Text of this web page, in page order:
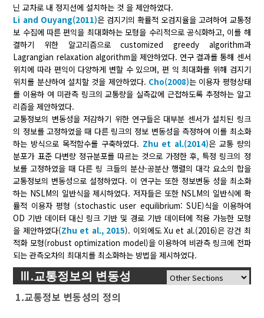
닌 교차로 내 정지선에 설치하는 것 을 제안하였다.
Li and Ouyang(2011)은 검지기의 확률적 오검지율을 고려하여 교통정
보 수집에 따른 편익을 최대화하는 모형을 수리적으로 공식화하고, 이를 해
결하기 위한 알고리즘으로 customized greedy algorithm과
Lagrangian relaxation algorithm을 제안하였다. 연구 결과를 통해 센서
위치에 따라 편익이 다양하게 변할 수 있으며, 편 익 최대화를 위해 검지기
위치를 분산하여 설치할 것을 제안하였다. Cho(2008)는 이용자 평형상태
를 이용하 여 미관측 링크의 교통량을 실측값에 근접하도록 추정하는 알고
리즘을 제안하였다.
교통정보의 변동성을 저감하기 위한 연구들은 대부분 센서가 설치된 링크
의 정보를 고정하였을 때 다른 링크의 정보 변동성을 측정하여 이를 최소화
하는 방식으로 목적함수를 구축하였다. Zhu et al.(2014)은 교통 량의
분포가 표준 다변량 정규분포를 따르는 것으로 가정한 후, 특정 링크의 정
보를 고정하였을 때 다른 링 크들의 분산-공분산 행렬의 대각 요소의 합을
교통정보의 변동성으로 설정하였다. 이 연구는 또한 정보변동 성을 최소화
하는 NSLM의 일반식을 제시하였다. 저자들은 또한 NSLM의 일반식에 확
률적 이용자 평형 (stochastic user equilibrium: SUE)식을 이용하여
OD 기반 데이터 대신 링크 기반 및 경로 기반 데이터에 적용 가능한 모형
을 제안하였다(Zhu et al., 2015). 이외에도 Xu et al.(2016)은 강건 최
적화 모형(robust optimization model)을 이용하여 비관측 링크에 전파
되는 관측오차의 최대치를 최소화하는 방법을 제시하였다.
Ⅲ.교통정보의 변동성
1.교통정보 변동성의 정의